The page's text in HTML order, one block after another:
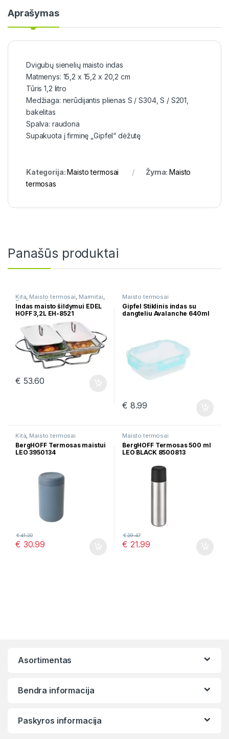
Aprašymas
Dvigubų sienelių maisto indas
Matmenys: 15,2 x 15,2 x 20,2 cm
Tūris 1,2 litro
Medžiaga: nerūdijantis plienas S / S304, S / S201,
bakelitas
Spalva: raudona
Supakuota į firminę „Gipfel“ dėžutę
Kategorija:Maisto termosai Žyma:Maisto
termosas
Panašūs produktai
Kita, Maisto termosai, Marmitai,
Puodai troškinimui
Indas maisto šildymui EDEL
HOFF 3,2L EH-8521
€ 53.60
Maisto termosai
Gipfel Stiklinis indas su
dangteliu Avalanche 640ml
€ 8.99
Kita, Maisto termosai
BergHOFF Termosas maistui
LEO 3950134
€ 30.99
€41.20
Maisto termosai
BergHOFF Termosas 500 ml
LEO BLACK 8500813
€ 21.99
€29.47
Asortimentas
Bendra informacija
Paskyros informacija